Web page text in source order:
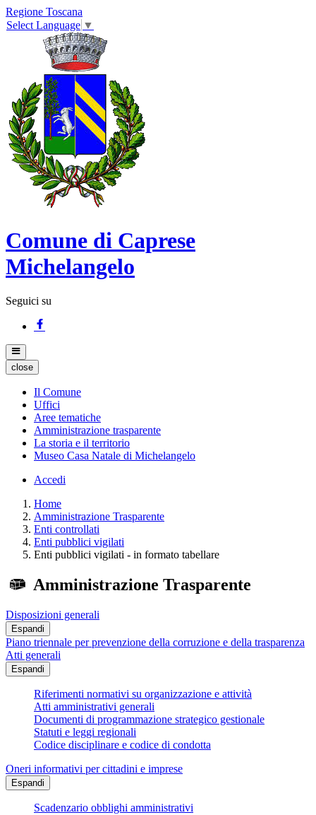
Regione Toscana
Select Language ▼
Comune di Caprese
Michelangelo
Seguici su
close
Il Comune
Uffici
Aree tematiche
Amministrazione trasparente
La storia e il territorio
Museo Casa Natale di Michelangelo
Accedi
Home
Amministrazione Trasparente
Enti controllati
Enti pubblici vigilati
Enti pubblici vigilati - in formato tabellare
Amministrazione Trasparente
Disposizioni generali
Espandi
Piano triennale per prevenzione della corruzione e della trasparenza
Atti generali
Espandi
Riferimenti normativi su organizzazione e attività
Atti amministrativi generali
Documenti di programmazione strategico gestionale
Statuti e leggi regionali
Codice disciplinare e codice di condotta
Oneri informativi per cittadini e imprese
Espandi
Scadenzario obblighi amministrativi